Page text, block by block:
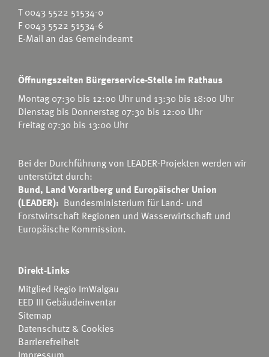
T0043 5522 51534-0
F 0043 5522 51534-6
E-Mail an das Gemeindeamt
Öffnungszeiten Bürgerservice-Stelle im Rathaus
Montag 07:30 bis 12:00 Uhr und 13:30 bis 18:00 Uhr
Dienstag bis Donnerstag 07:30 bis 12:00 Uhr
Freitag 07:30 bis 13:00 Uhr
Bei der Durchführung von LEADER-Projekten werden wir
unterstützt durch:
Bund, Land Vorarlberg und Europäischer Union
(LEADER): Bundesministerium für Land- und
Forstwirtschaft Regionen und Wasserwirtschaft und
Europäische Kommission.
Direkt-Links
Mitglied Regio ImWalgau
EED III Gebäudeinventar
Sitemap
Datenschutz & Cookies
Barrierefreiheit